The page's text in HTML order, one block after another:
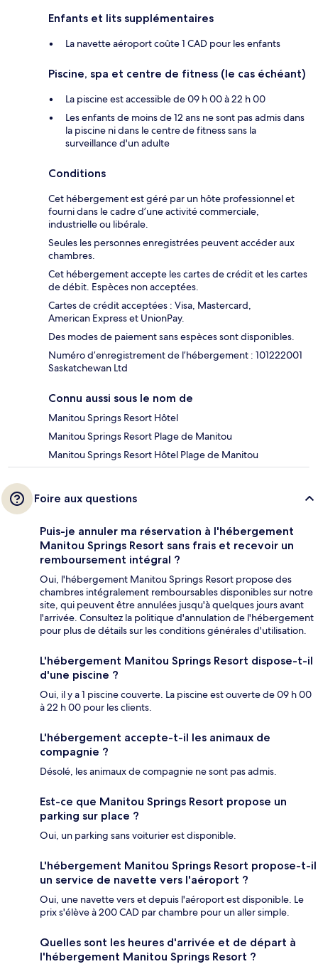
Enfants et lits supplémentaires
La navette aéroport coûte 1 CAD pour les enfants
Piscine, spa et centre de fitness (le cas échéant)
La piscine est accessible de 09 h 00 à 22 h 00
Les enfants de moins de 12 ans ne sont pas admis dans
la piscine ni dans le centre de fitness sans la
surveillance d'un adulte
Conditions
Cet hébergement est géré par un hôte professionnel et
fourni dans le cadre d’une activité commerciale,
industrielle ou libérale.
Seules les personnes enregistrées peuvent accéder aux
chambres.
Cet hébergement accepte les cartes de crédit et les cartes
de débit. Espèces non acceptées.
Cartes de crédit acceptées : Visa, Mastercard,
American Express et UnionPay.
Des modes de paiement sans espèces sont disponibles.
Numéro d’enregistrement de l’hébergement : 101222001
Saskatchewan Ltd
Connu aussi sous le nom de
Manitou Springs Resort Hôtel
Manitou Springs Resort Plage de Manitou
Manitou Springs Resort Hôtel Plage de Manitou
Foire aux questions
Puis-je annuler ma réservation à l'hébergement
Manitou Springs Resort sans frais et recevoir un
remboursement intégral ?
Oui, l'hébergement Manitou Springs Resort propose des
chambres intégralement remboursables disponibles sur notre
site, qui peuvent être annulées jusqu'à quelques jours avant
l'arrivée. Consultez la politique d'annulation de l'hébergement
pour plus de détails sur les conditions générales d'utilisation.
L'hébergement Manitou Springs Resort dispose-t-il
d'une piscine ?
Oui, il y a 1 piscine couverte. La piscine est ouverte de 09 h 00
à 22 h 00 pour les clients.
L'hébergement accepte-t-il les animaux de
compagnie ?
Désolé, les animaux de compagnie ne sont pas admis.
Est-ce que Manitou Springs Resort propose un
parking sur place ?
Oui, un parking sans voiturier est disponible.
L'hébergement Manitou Springs Resort propose-t-il
un service de navette vers l'aéroport ?
Oui, une navette vers et depuis l'aéroport est disponible. Le
prix s'élève à 200 CAD par chambre pour un aller simple.
Quelles sont les heures d'arrivée et de départ à
l'hébergement Manitou Springs Resort ?